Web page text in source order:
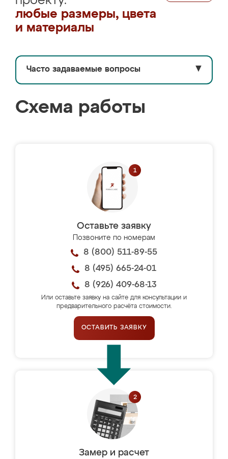
любые размеры, цвета
и материалы
Часто задаваемые вопросы ▼
Схема работы
Оставьте заявку
Позвоните по номерам
8 (800) 511-89-55
8 (495) 665-24-01
8 (926) 409-68-13
Или оставьте заявку на сайте для консультации и
предварительного расчёта стоимости.
ОСТАВИТЬ ЗАЯВКУ
Замер и расчет